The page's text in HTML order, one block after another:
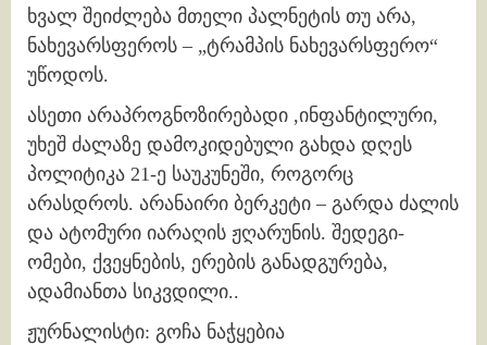
ხვალ შეიძლება მთელი პალნეტის თუ არა,
ნახევარსფეროს – „ტრამპის ნახევარსფერო“
უწოდოს.
ასეთი არაპროგნოზირებადი ,ინფანტილური,
უხეშ ძალაზე დამოკიდებული გახდა დღეს
პოლიტიკა 21-ე საუკუნეში, როგორც
არასდროს. არანაირი ბერკეტი – გარდა ძალის
და ატომური იარაღის ჟღარუნის. შედეგი-
ომები, ქვეყნების, ერების განადგურება,
ადამიანთა სიკვდილი..
ჟურნალისტი: გოჩა ნაჭყებია